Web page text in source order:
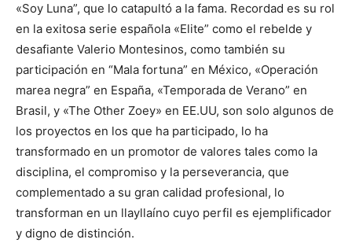
«Soy Luna”, que lo catapultó a la fama. Recordad es su rol
en la exitosa serie española «Elite” como el rebelde y
desafiante Valerio Montesinos, como también su
participación en “Mala fortuna” en México, «Operación
marea negra” en España, «Temporada de Verano” en
Brasil, y «The Other Zoey» en EE.UU, son solo algunos de
los proyectos en los que ha participado, lo ha
transformado en un promotor de valores tales como la
disciplina, el compromiso y la perseverancia, que
complementado a su gran calidad profesional, lo
transforman en un llayllaíno cuyo perfil es ejemplificador
y digno de distinción.